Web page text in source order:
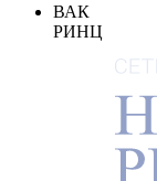
ВАК
РИНЦ